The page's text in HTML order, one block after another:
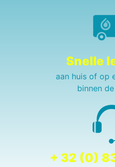
Snelle
aan huis of op
binnen
+ 32 (0)